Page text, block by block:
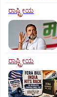
ರಾಷ್ಟ್ರೀಯ
ರಾಷ್ಟ್ರೀಯ